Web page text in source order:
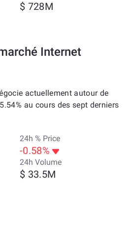
$ 728M
Internet
actuellement autour de
au cours des sept derniers
24h % Price
-0.58%
24h Volume
$ 33.5M